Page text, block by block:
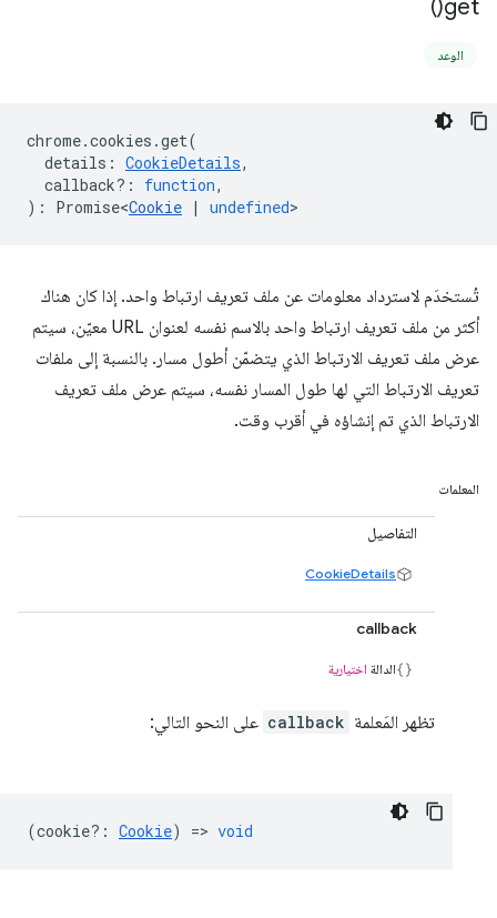
get(
)
الوعد
chrome.cookies .get(
details : CookieDetails,
callback? : function,
) : Promise<Cookie | undefined>
تُستخدَم لاسترداد معلومات عن ملف تعريف ارتباط واحد. إذا كان هناك
أكثر من ملف تعريف ارتباط واحد بالاسم نفسه لعنوان URL معيّن، سيتم
عرض ملف تعريف الارتباط الذي يتضمّن أطول مسار. بالنسبة إلى ملفات
تعريف الارتباط التي لها طول المسار نفسه، سيتم عرض ملف تعريف
الارتباط الذي تم إنشاؤه في أقرب وقت.
المعلمات
التفاصيل
CookieDetails
callback
الدالة اختيارية
تظهر المَعلمة callback على النحو التالي:
(cookie? : Cookie) => void